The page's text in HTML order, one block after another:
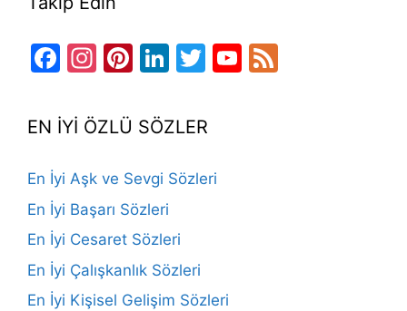
Facebook
Instagram
Pinterest
LinkedIn
TwitterYouTube
EN İYİ ÖZLÜ SÖZLER
En İyi Aşk ve Sevgi Sözleri
En İyi Başarı Sözleri
En İyi Cesaret Sözleri
En İyi Çalışkanlık Sözleri
En İyi Kişisel Gelişim Sözleri